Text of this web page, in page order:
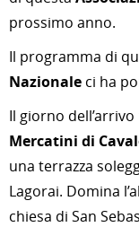
prossimo anno.
Il programma di
Nazionale ci ha
Il giorno dell’arrivo
Mercatini di
una terrazza
Lagorai. Domina
chiesa di San